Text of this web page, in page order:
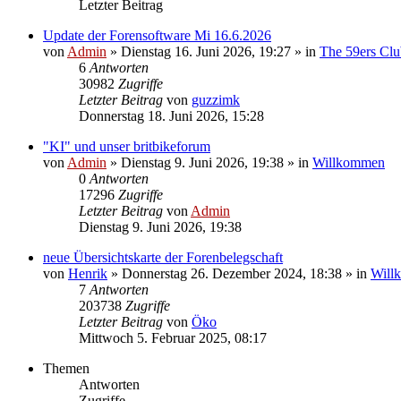
Letzter Beitrag
Update der Forensoftware Mi 16.6.2026
von Admin » Dienstag 16. Juni 2026, 19:27 » in The 59ers
6 Antworten
30982 Zugriffe
Letzter Beitrag von guzzimk
Donnerstag 18. Juni 2026, 15:28
"KI" und unser britbikeforum
von Admin » Dienstag 9. Juni 2026, 19:38 » in Willkommen
0 Antworten
17296 Zugriffe
Letzter Beitrag von Admin
Dienstag 9. Juni 2026, 19:38
neue Übersichtskarte der Forenbelegschaft
von Henrik » Donnerstag 26. Dezember 2024, 18:38 » in
7 Antworten
203738 Zugriffe
Letzter Beitrag von Öko
Mittwoch 5. Februar 2025, 08:17
Themen
Antworten